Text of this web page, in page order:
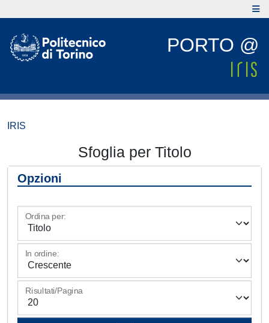
PORTO @
IRIS
Sfoglia per Titolo
Opzioni
Ordina per:
In ordine:
Risultati/Pagina